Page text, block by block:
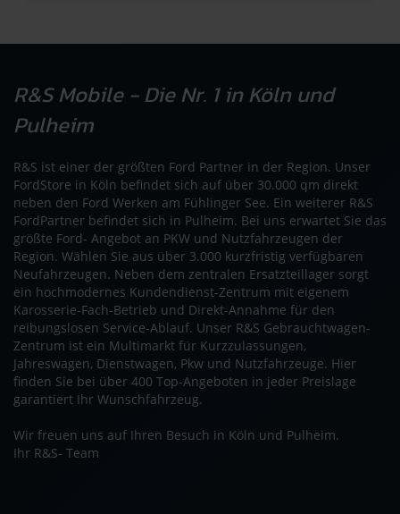
R&S Mobile - Die Nr. 1 in Köln und
Pulheim
R&S ist einer der größten Ford Partner in der Region. Unser
FordStore in Köln befindet sich auf über 30.000 qm direkt
neben den Ford Werken am Fühlinger See. Ein weiterer R&S
FordPartner befindet sich in Pulheim. Bei uns erwartet Sie das
größte Ford- Angebot an PKW und Nutzfahrzeugen der
Region. Wählen Sie aus über 3.000 kurzfristig verfügbaren
Neufahrzeugen. Neben dem zentralen Ersatzteillager sorgt
ein hochmodernes Kundendienst-Zentrum mit eigenem
Karosserie-Fach-Betrieb und Direkt-Annahme für den
reibungslosen Service-Ablauf. Unser R&S Gebrauchtwagen-
Zentrum ist ein Multimarkt für Kurzzulassungen,
Jahreswagen, Dienstwagen, Pkw und Nutzfahrzeuge. Hier
finden Sie bei über 400 Top-Angeboten in jeder Preislage
garantiert Ihr Wunschfahrzeug.
Wir freuen uns auf Ihren Besuch in Köln und Pulheim.
Ihr R&S- Team